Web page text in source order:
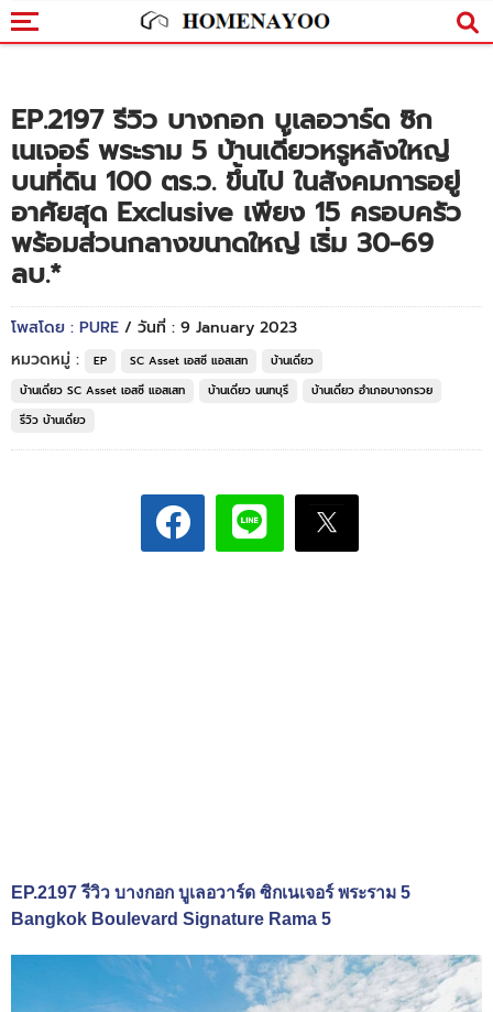
EP.2197 รีวิว บางกอก บูเลอวาร์ด ซิก
เนเจอร์ พระราม 5 บ้านเดี่ยวหรูหลังใหญ่
บนที่ดิน 100 ตร.ว. ขึ้นไป ในสังคมการอยู่
อาศัยสุด Exclusive เพียง 15 ครอบครัว
พร้อมส่วนกลางขนาดใหญ่ เริ่ม 30-69
ลบ.*
โพสโดย : PURE / วันที่ : 9 January 2023
หมวดหมู่ :
EP SC Asset เอสซี แอสเสท
บ้านเดี่ยว
บ้านเดี่ยว SC Asset เอสซี แอสเสท
บ้านเดี่ยว นนทบุรี
บ้านเดี่ยว อำเภอบางกรวย
รีวิว บ้านเดี่ยว
EP.2197 รีวิว บางกอก บูเลอวาร์ด ซิกเนเจอร์ พระราม 5
Bangkok Boulevard Signature Rama 5